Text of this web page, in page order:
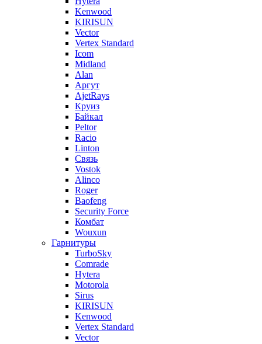
Kenwood
KIRISUN
Vector
Vertex Standard
Icom
Midland
Alan
Аргут
AjetRays
Круиз
Байкал
Peltor
Racio
Linton
Связь
Vostok
Alinco
Roger
Baofeng
Security Force
Комбат
Wouxun
Гарнитуры
TurboSky
Comrade
Hytera
Motorola
Sirus
KIRISUN
Kenwood
Vertex Standard
Vector